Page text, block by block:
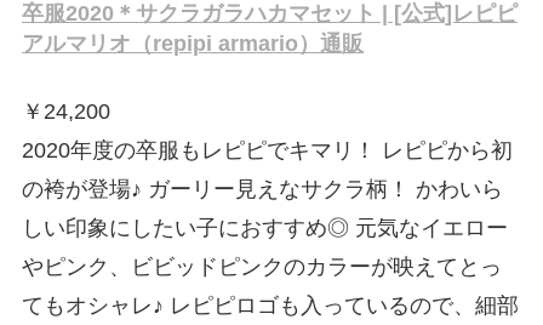
卒服2020＊サクラガラハカマセット | [公式]レピピ
アルマリオ（repipi armario）通販
￥ 24,200
2020年度の卒服もレピピでキマリ！ レピピから初
の袴が登場♪ ガーリー見えなサクラ柄！ かわいら
しい印象にしたい子におすすめ◎ 元気なイエロー
やピンク、ビビッドピンクのカラーが映えてとっ
てもオシャレ♪ レピピロゴも入っているので、細部